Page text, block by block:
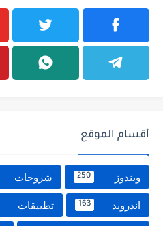
أقسام الموقع
ويندوز 250 شروحات
اندرويد 163 تطبيقات